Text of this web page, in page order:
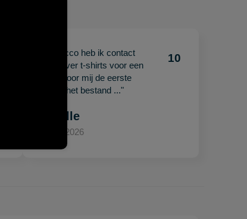
"Met Jacco heb ik contact
gehad over t-shirts voor een
beurs. Voor mij de eerste
keer en het bestand ..."
10
Mariëlle
15 april 2026